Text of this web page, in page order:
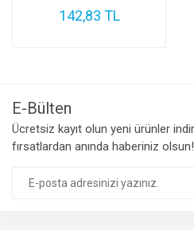
142,83 TL
E-Bülten
Ücretsiz kayıt olun yeni ürünler
fırsatlardan anında haberiniz olsun!